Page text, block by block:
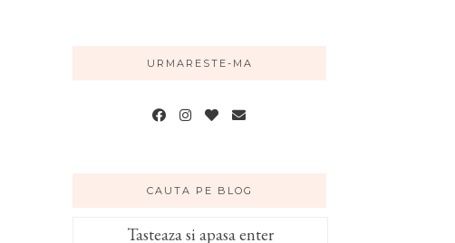
URMARESTE-MA
CAUTA PE BLOG